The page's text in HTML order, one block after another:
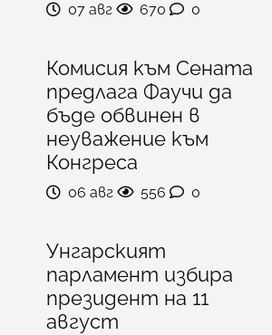
07 авг 670 0
Комисия към Сената
предлага Фаучи да
бъде обвинен в
неуважение към
Конгреса
06 авг 556 0
Унгарският
парламент избира
президент на 11
август